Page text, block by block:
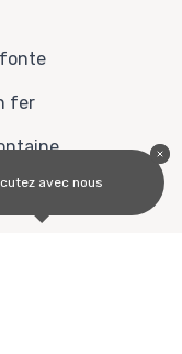
fer
avec nous